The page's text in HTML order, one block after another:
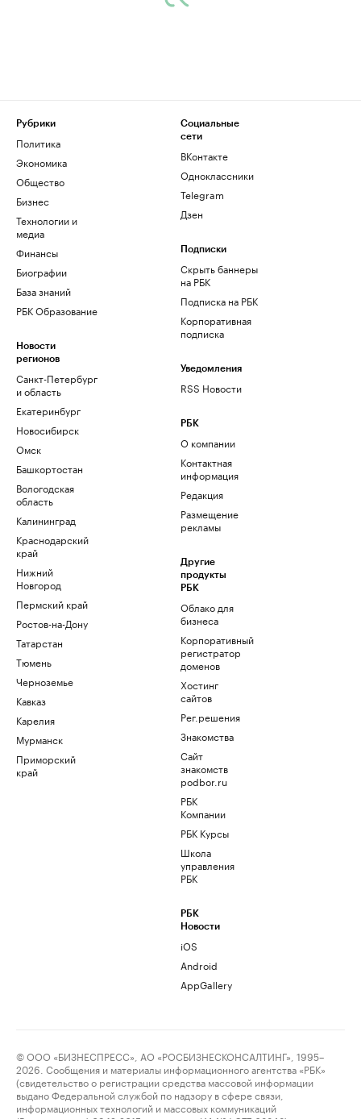
Рубрики
Политика
Экономика
Общество
Бизнес
Технологии и
медиа
Финансы
Биографии
База знаний
РБК Образование
Новости
регионов
Санкт-Петербург
и область
Екатеринбург
Новосибирск
Омск
Башкортостан
Вологодская
область
Калининград
Краснодарский
край
Нижний
Новгород
Пермский край
Ростов-на-Дону
Татарстан
Тюмень
Черноземье
Кавказ
Карелия
Мурманск
Приморский
край
Социальные
сети
ВКонтакте
Одноклассники
Telegram
Дзен
Подписки
Скрыть баннеры
на РБК
Подписка на РБК
Корпоративная
подписка
Уведомления
RSS Новости
РБК
О компании
Контактная
информация
Редакция
Размещение
рекламы
Другие
продукты
РБК
Облако для
бизнеса
Корпоративный
регистратор
доменов
Хостинг
сайтов
Рег.решения
Знакомства
Сайт
знакомств
podbor.ru
РБК
Компании
РБК Курсы
Школа
управления
РБК
РБК
Новости
iOS
Android
AppGallery
© ООО «БИЗНЕСПРЕСС», АО «РОСБИЗНЕСКОНСАЛТИНГ», 1995–
2026. Сообщения и материалы информационного агентства «РБК»
(свидетельство о регистрации средства массовой информации
выдано Федеральной службой по надзору в сфере связи,
информационных технологий и массовых коммуникаций